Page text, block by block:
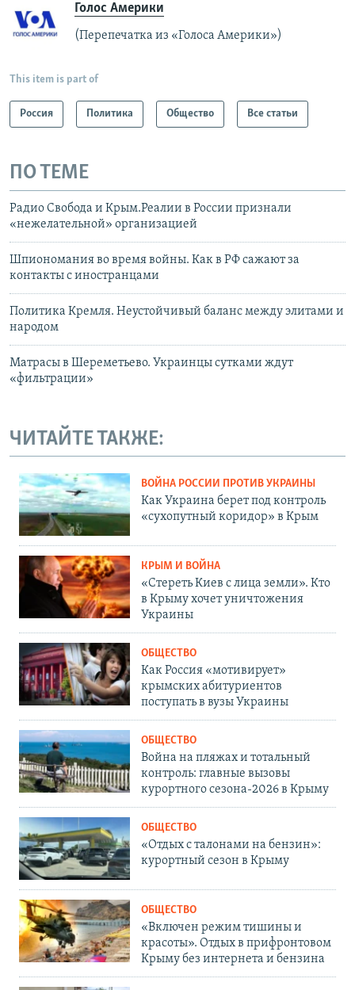
Голос Америки
(Перепечатка из «Голоса Америки»)
This item is part of
Россия Политика Общество Все статьи
ПО ТЕМЕ
Радио Свобода и Крым.Реалии в России признали
«нежелательной» организацией
Шпиономания во время войны. Как в РФ сажают за
контакты с иностранцами
Политика Кремля. Неустойчивый баланс между элитами и
народом
Матрасы в Шереметьево. Украинцы сутками ждут
«фильтрации»
ЧИТАЙТЕ ТАКЖЕ:
ВОЙНА РОССИИ ПРОТИВ УКРАИНЫ
Как Украина берет под контроль
«сухопутный коридор» в Крым
КРЫМ И ВОЙНА
«Стереть Киев с лица земли». Кто
в Крыму хочет уничтожения
Украины
ОБЩЕСТВО
Как Россия «мотивирует»
крымских абитуриентов
поступать в вузы Украины
ОБЩЕСТВО
Война на пляжах и тотальный
контроль: главные вызовы
курортного сезона-2026 в Крыму
ОБЩЕСТВО
«Отдых с талонами на бензин»:
курортный сезон в Крыму
ОБЩЕСТВО
«Включен режим тишины и
красоты». Отдых в прифронтовом
Крыму без интернета и бензина